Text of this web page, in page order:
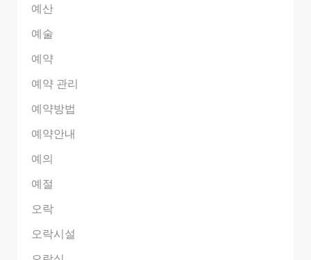
예산
예술
예약
예약 관리
예약방법
예약안내
예의
예절
오락
오락시설